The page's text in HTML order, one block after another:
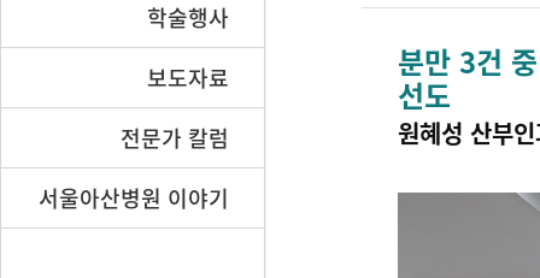
학술행사
보도자료
전문가 칼럼
서울아산병원 이야기
분만 3건
선도
원혜성 산부